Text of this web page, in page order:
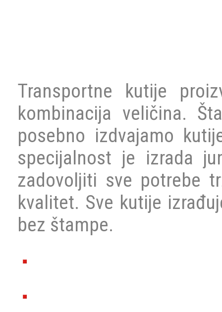
Transportne kutije
kombinacija veličina.
posebno izdvajamo
specijalnost je izrada
zadovoljiti sve potrebe
kvalitet. Sve kutije
bez štampe.